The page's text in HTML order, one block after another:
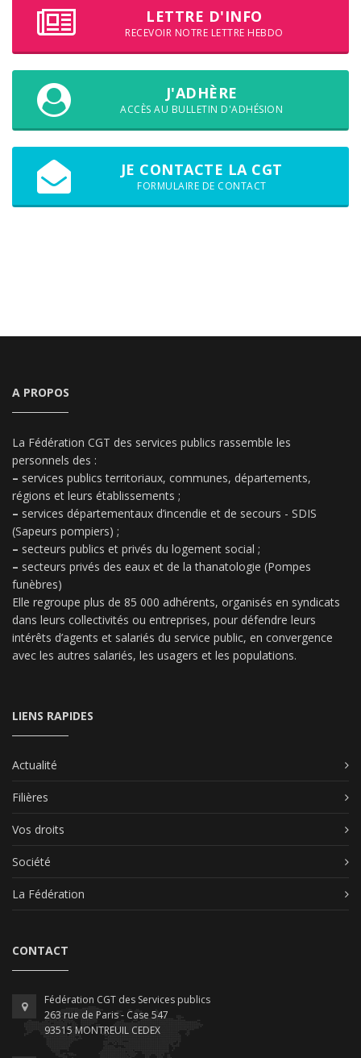
LETTRE D'INFO
RECEVOIR NOTRE LETTRE HEBDO
J'ADHÈRE
ACCÈS AU BULLETIN D'ADHÉSION
JE CONTACTE LA CGT
FORMULAIRE DE CONTACT
A PROPOS
La Fédération CGT des services publics rassemble les
personnels des :
– services publics territoriaux, communes, départements,
régions et leurs établissements ;
– services départementaux d’incendie et de secours - SDIS
(Sapeurs pompiers) ;
– secteurs publics et privés du logement social ;
– secteurs privés des eaux et de la thanatologie (Pompes
funèbres)
Elle regroupe plus de 85 000 adhérents, organisés en syndicats
dans leurs collectivités ou entreprises, pour défendre leurs
intérêts d’agents et salariés du service public, en convergence
avec les autres salariés, les usagers et les populations.
LIENS RAPIDES
Actualité
Filières
Vos droits
Société
La Fédération
CONTACT
Fédération CGT des Services publics
263 rue de Paris - Case 547
93515 MONTREUIL CEDEX